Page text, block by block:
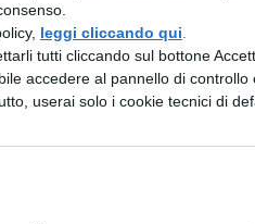
leggi cliccando qui
tutti cliccando sul bottone
accedere al pannello di controllo
userai solo i cookie tecnici di